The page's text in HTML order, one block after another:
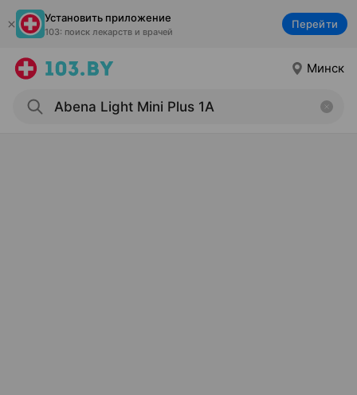
Установить приложение
103: поиск лекарств и врачей
Перейти
Минск